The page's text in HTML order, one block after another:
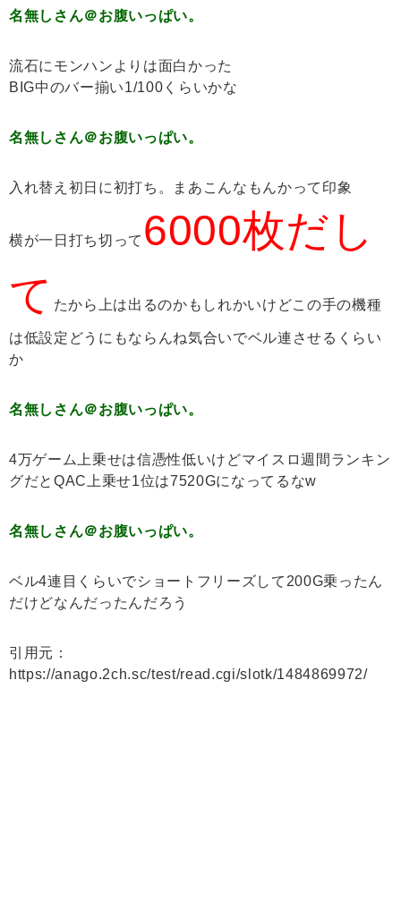
名無しさん＠お腹いっぱい。
流石にモンハンよりは面白かった
BIG中のバー揃い1/100くらいかな
名無しさん＠お腹いっぱい。
入れ替え初日に初打ち。まあこんなもんかって印象
横が一日打ち切って 6000枚だし
て たから上は出るのかもしれかいけどこの手の機種
は低設定どうにもならんね気合いでベル連させるくらい
か
名無しさん＠お腹いっぱい。
4万ゲーム上乗せは信憑性低いけどマイスロ週間ランキン
グだとQAC上乗せ1位は7520Gになってるなw
名無しさん＠お腹いっぱい。
ベル4連目くらいでショートフリーズして200G乗ったん
だけどなんだったんだろう
引用元：
https://anago.2ch.sc/test/read.cgi/slotk/1484869972/